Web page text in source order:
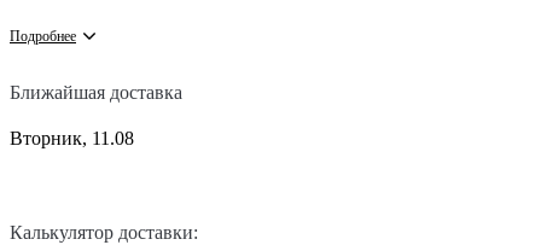
Подробнее
Ближайшая доставка
Вторник, 11.08
Калькулятор доставки: